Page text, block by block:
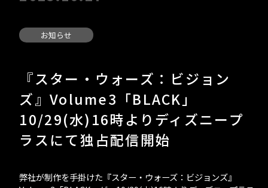
- 会社情報
- 部署紹介
INTERVIEWS
お知らせ
『スター・ウォーズ：ビジョン
ズ』Volume3「BLACK」
10/29(水)16時よりディズニープ
ラスにて独占配信開始
弊社が制作を手掛けた『スター・ウォーズ：ビジョンズ』